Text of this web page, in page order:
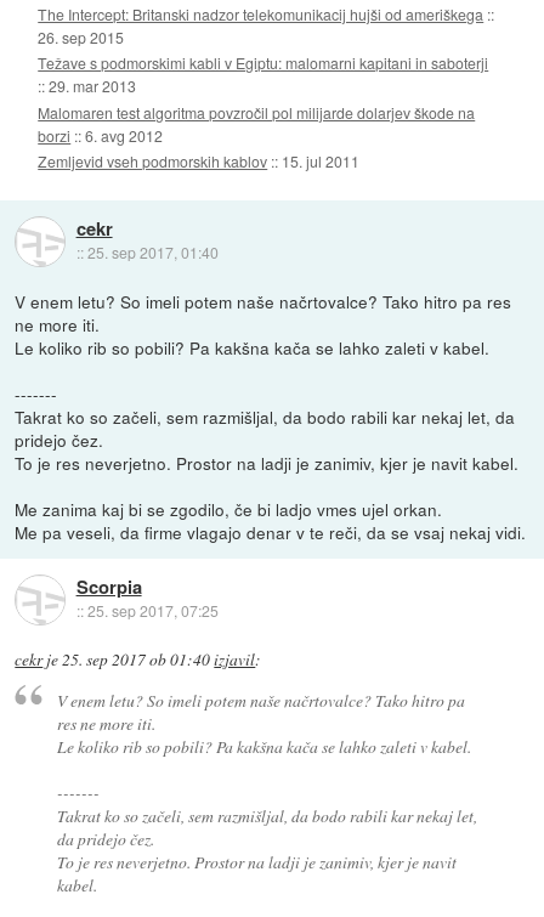
The Intercept: Britanski nadzor telekomunikacij hujši od ameriškega ::
26. sep 2015
Težave s podmorskimi kabli v Egiptu: malomarni kapitani in saboterji
::29. mar 2013
Malomaren test algoritma povzročil pol milijarde dolarjev škode na
borzi ::6. avg 2012
Zemljevid vseh podmorskih kablov :: 15. jul 2011
cekr
::25. sep 2017, 01:40
V enem letu? So imeli potem naše načrtovalce? Tako hitro pa res
ne more iti.
Le koliko rib so pobili? Pa kakšna kača se lahko zaleti v kabel.
-------
Takrat ko so začeli, sem razmišljal, da bodo rabili kar nekaj let, da
pridejo čez.
To je res neverjetno. Prostor na ladji je zanimiv, kjer je navit kabel.
Me zanima kaj bi se zgodilo, če bi ladjo vmes ujel orkan.
Me pa veseli, da firme vlagajo denar v te reči, da se vsaj nekaj vidi.
Scorpia
::25. sep 2017, 07:25
cekrje25. sep 2017 ob 01:40izjavil:
V enem letu? So imeli potem naše načrtovalce? Tako hitro pa
res ne more iti.
Le koliko rib so pobili? Pa kakšna kača se lahko zaleti v kabel.
-------
Takrat ko so začeli, sem razmišljal, da bodo rabili kar nekaj let,
da pridejo čez.
To je res neverjetno. Prostor na ladji je zanimiv, kjer je navit
kabel.